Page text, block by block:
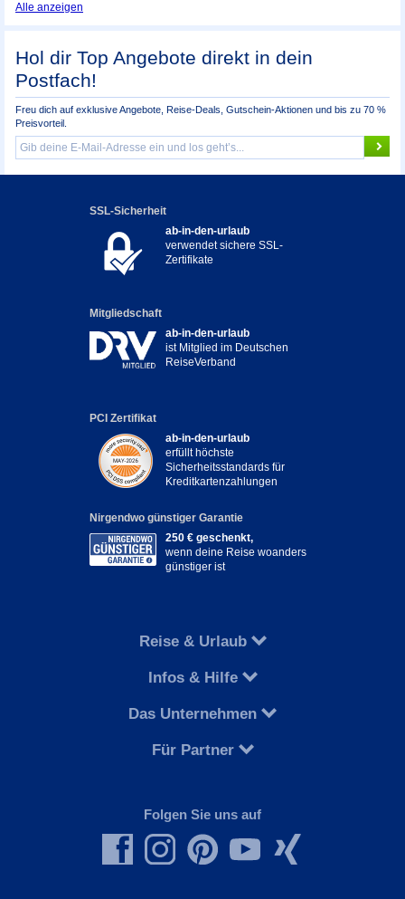
Alle anzeigen
Hol dir Top Angebote direkt in dein
Postfach!
Freu dich auf exklusive Angebote, Reise-Deals, Gutschein-Aktionen und bis zu 70 %
Preisvorteil.
SSL-Sicherheit
ab-in-den-urlaub
verwendet sichere SSL-
Zertifikate
Mitgliedschaft
ab-in-den-urlaub
ist Mitglied im Deutschen
ReiseVerband
PCI Zertifikat
ab-in-den-urlaub
erfüllt höchste
Sicherheitsstandards für
Kreditkartenzahlungen
Nirgendwo günstiger Garantie
250 € geschenkt,
wenn deine Reise woanders
günstiger ist
Reise & Urlaub
Infos & Hilfe
Das Unternehmen
Für Partner
Folgen Sie uns auf